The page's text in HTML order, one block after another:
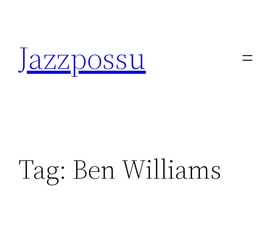
content
Jazzpossu
Tag: Ben Williams